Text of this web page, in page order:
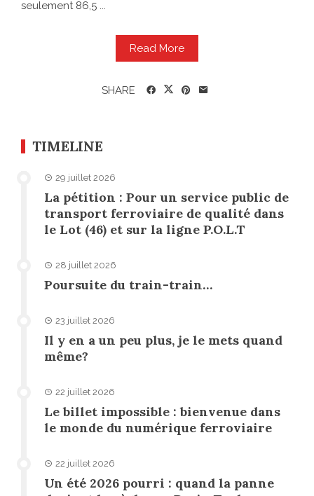
seulement 86,5 ...
Read More
SHARE
TIMELINE
29 juillet 2026
La pétition : Pour un service public de
transport ferroviaire de qualité dans
le Lot (46) et sur la ligne P.O.L.T
28 juillet 2026
Poursuite du train-train…
23 juillet 2026
Il y en a un peu plus, je le mets quand
même?
22 juillet 2026
Le billet impossible : bienvenue dans
le monde du numérique ferroviaire
22 juillet 2026
Un été 2026 pourri : quand la panne